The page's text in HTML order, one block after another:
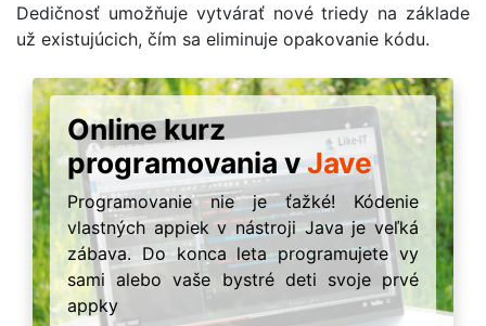
Dedičnosť umožňuje vytvárať nové triedy na základe
už existujúcich, čím sa eliminuje opakovanie kódu.
Online kurz
programovania vJave
Programovanie nie je ťažké! Kódenie
vlastných appiek v nástroji Java je veľká
zábava. Do konca leta programujete vy
sami alebo vaše bystré deti svoje prvé
appky